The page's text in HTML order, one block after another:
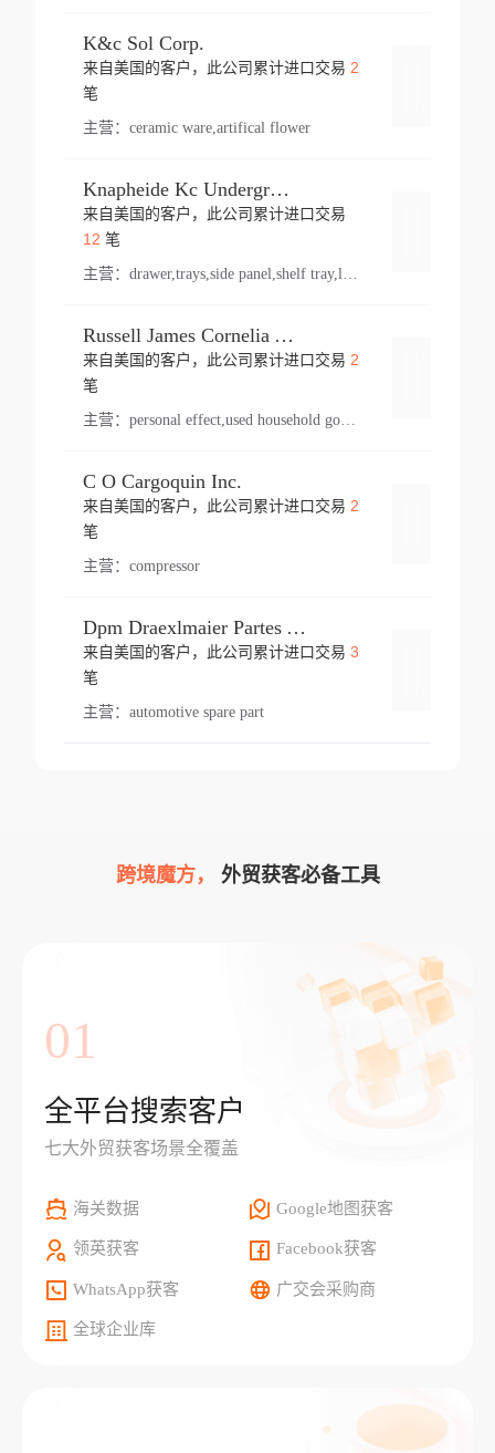
K&c Sol Corp.
来自美国的客户，此公司累计进口交易 2
笔
主营： ceramic ware,artifical flower
Knapheide Kc Underground
来自美国的客户，此公司累计进口交易
12 笔
主营：
Russell James Cornelia Arlington Va
来自美国的客户，此公司累计进口交易 2
笔
主营： personal effect,used household goods
C O Cargoquin Inc.
来自美国的客户，此公司累计进口交易 2
笔
主营： compressor
Dpm Draexlmaier Partes Automotrices Corr Ind Huejotzingo
来自美国的客户，此公司累计进口交易 3
笔
主营： automotive spare part
跨境魔方， 外贸获客必备工具
01
全平台搜索客户
七大外贸获客场景全覆盖
海关数据 Google地图获客
领英获客 Facebook获客
WhatsApp获客 广交会采购商
全球企业库